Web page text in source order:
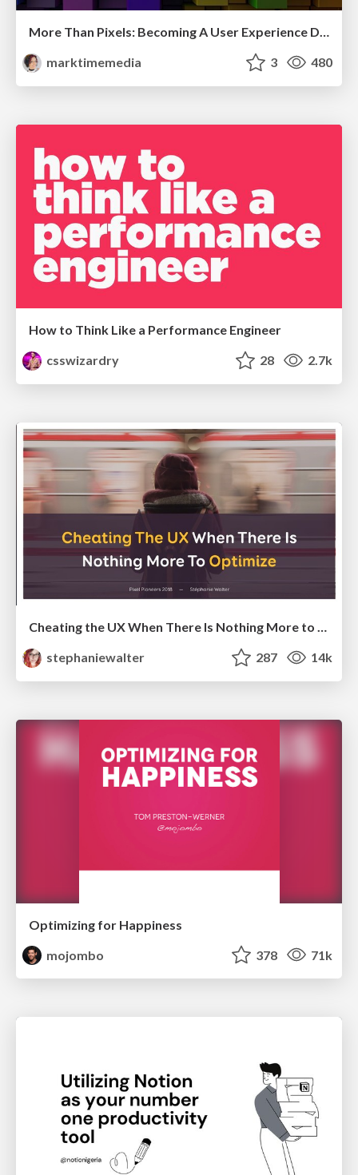
More Than Pixels: Becoming A User Experience Designer
marktimemedia
3 480
How to Think Like a Performance Engineer
csswizardry
28 2.7k
Cheating the UX When There Is Nothing More to Optimize - PixelPioneers
stephaniewalter
287 14k
Optimizing for Happiness
mojombo
378 71k